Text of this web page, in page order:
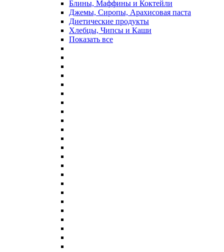
Блины, Маффины и Коктейли
Джемы, Сиропы, Арахисовая паста
Диетические продукты
Хлебцы, Чипсы и Каши
Показать все